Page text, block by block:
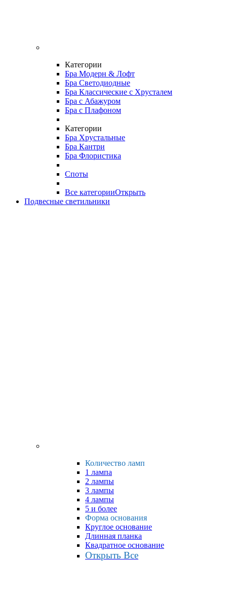
Категории
Бра Модерн & Лофт
Бра Светодиодные
Бра Классические с Хрусталем
Бра с Абажуром
Бра с Плафоном
Категории
Бра Хрустальные
Бра Кантри
Бра Флористика
Споты
Все категорииОткрыть
Подвесные светильники
Количество ламп
1 лампа
2 лампы
3 лампы
4 лампы
5 и более
Форма основания
Круглое основание
Длинная планка
Квадратное основание
Открыть Все